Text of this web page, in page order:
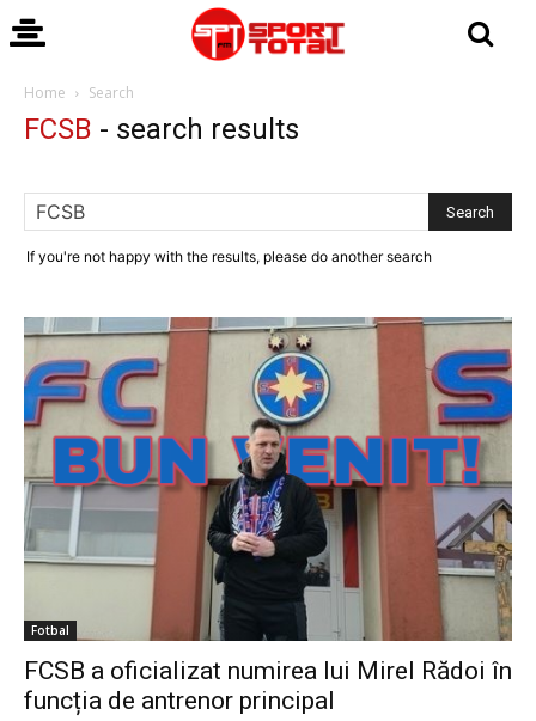
Home Search
FCSB - search results
If you're not happy with the results, please do another search
Fotbal
FCSB a oficializat numirea lui Mirel Rădoi în
funcția de antrenor principal